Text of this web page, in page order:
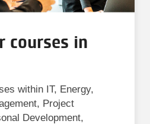
courses in
within IT, Energy,
Project
Development,